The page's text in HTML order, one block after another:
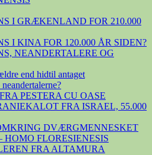
I GRÆKENLAND FOR 210.000
I KINA FOR 120.000 ÅR SIDEN?
NEANDERTALERE OG
end hidtil antaget
PESTERA CU OASE
FRA ISRAEL, 55.000
DVÆRGMENNESKET
HOMO FLORESIENESIS
FRA ALTAMURA